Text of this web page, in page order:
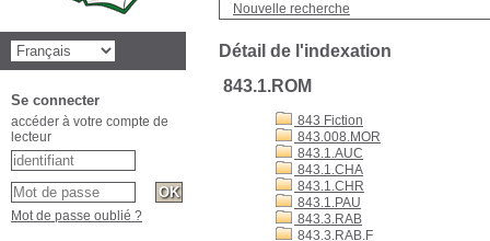
Nouvelle recherche
Détail de l'indexation
843.1.ROM
843 Fiction
843.008.MOR
843.1.AUC
843.1.CHA
843.1.CHR
843.1.PAU
843.3.RAB
843.3.RAB.F
Se connecter
accéder à votre compte de
lecteur
Mot de passe oublié ?